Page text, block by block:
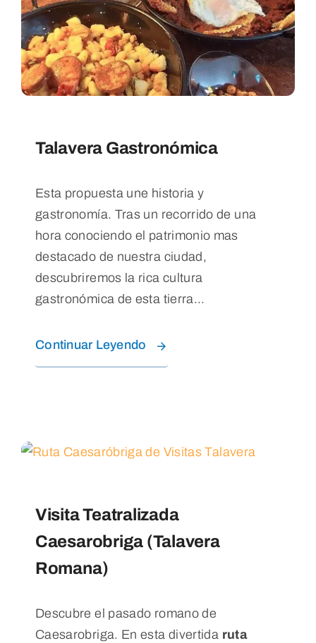
Talavera Gastronómica
Esta propuesta une historia y
gastronomía. Tras un recorrido de una
hora conociendo el patrimonio mas
destacado de nuestra ciudad,
descubriremos la rica cultura
gastronómica de esta tierra...
Continuar Leyendo
Visita Teatralizada
Caesarobriga (Talavera
Romana)
Descubre el pasado romano de
Caesarobriga. En esta divertida ruta